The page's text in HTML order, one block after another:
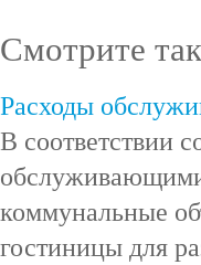
Смотрите
Расходы
В соответствии
обслуживающими
коммунальные
гостиницы для